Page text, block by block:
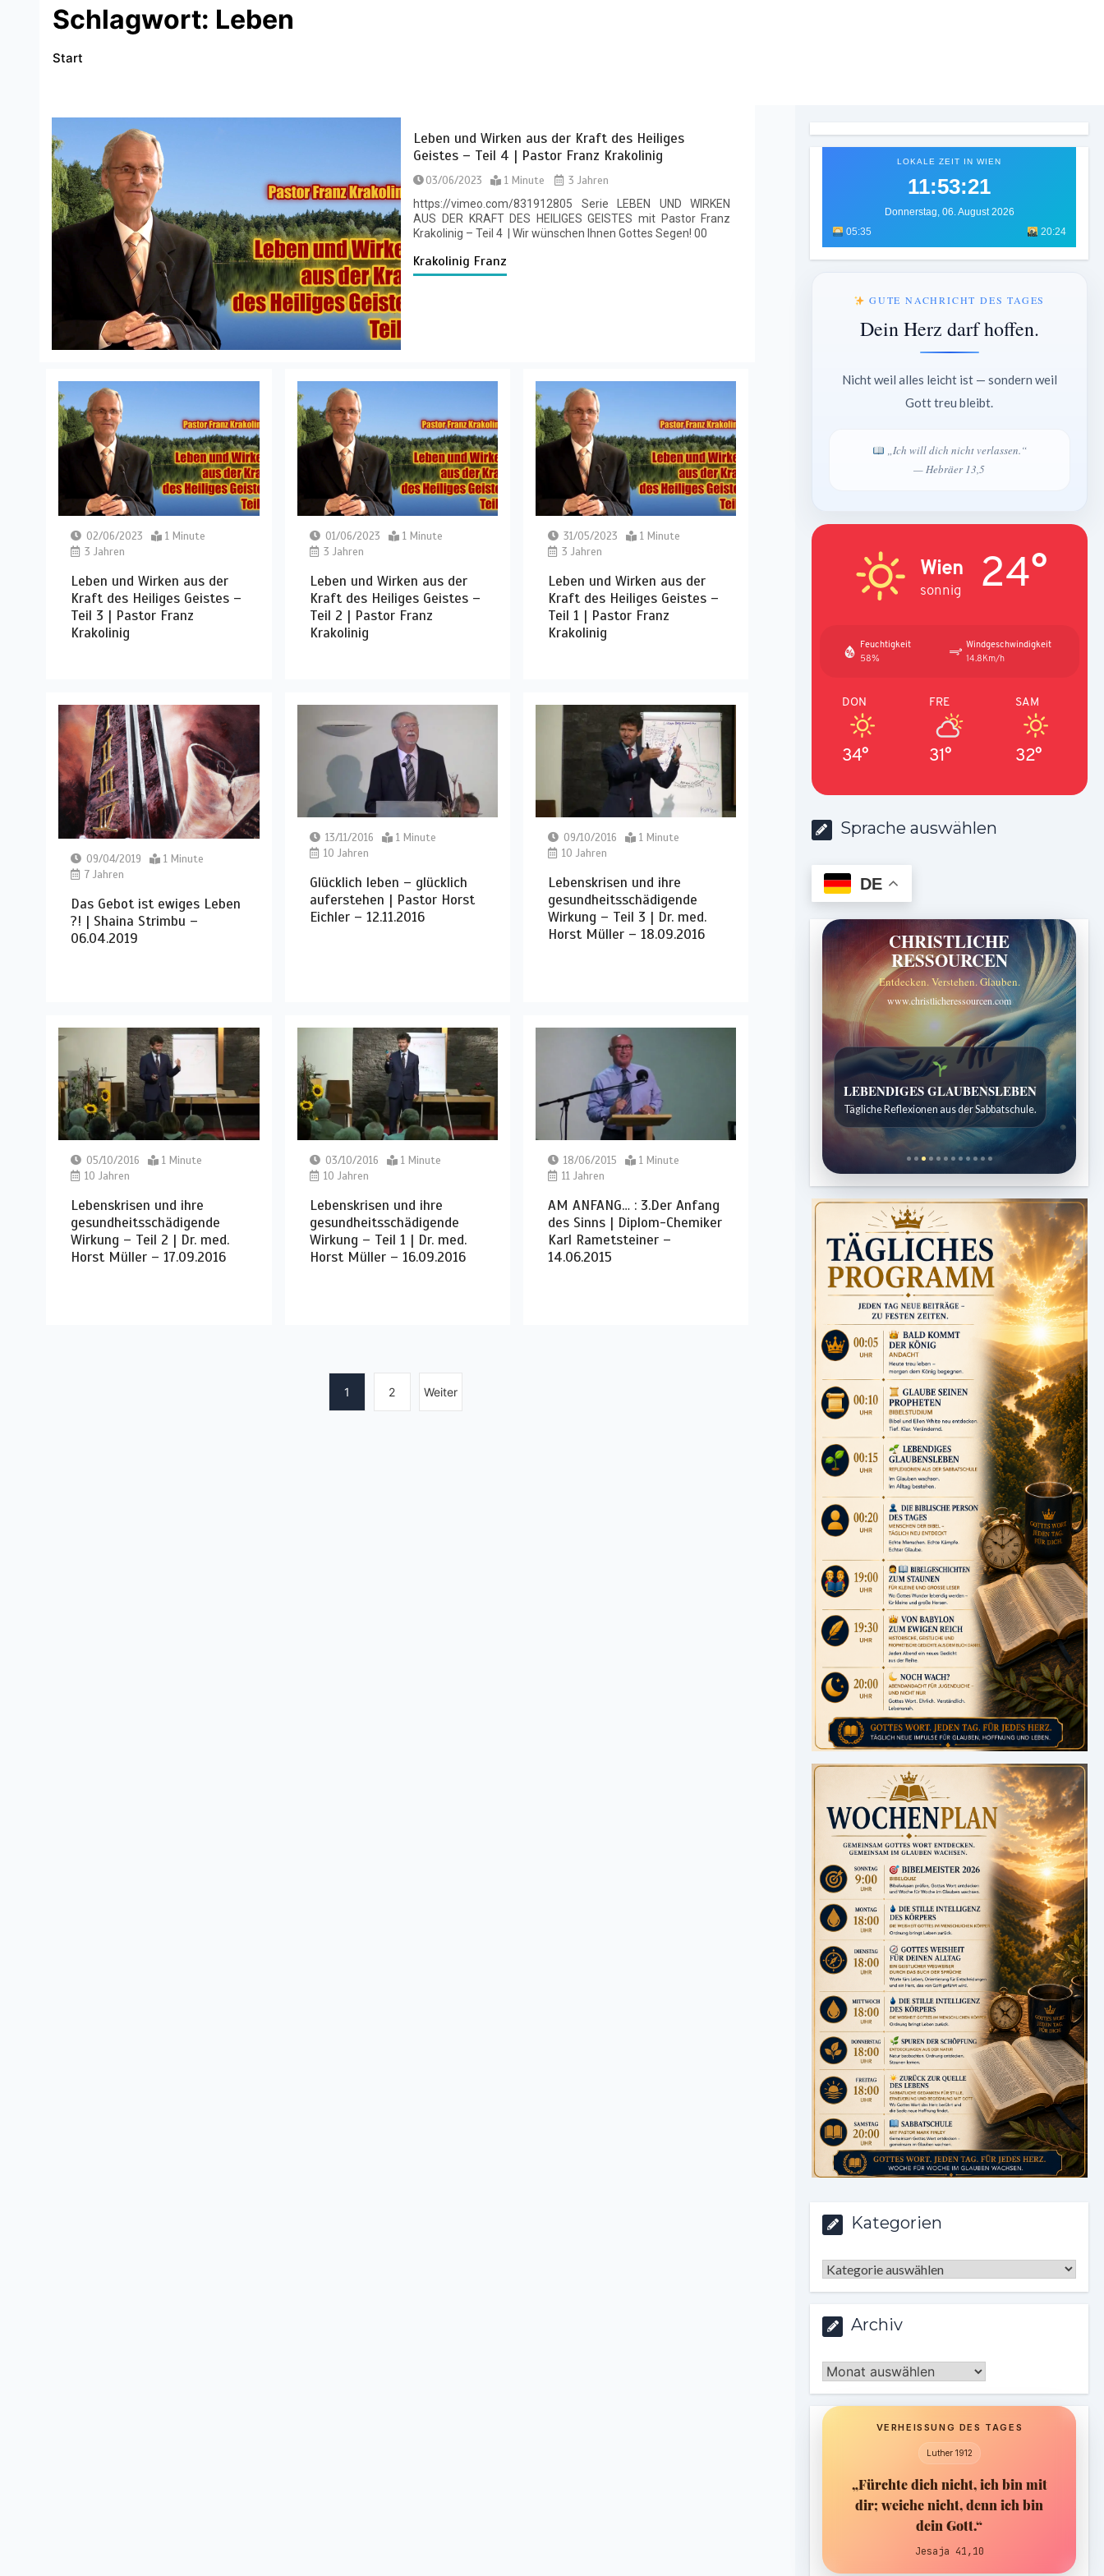
Schlagwort: Leben
Start
Leben und Wirken aus der Kraft des Heiliges
Geistes – Teil 4 | Pastor Franz Krakolinig
03/06/2023 1 Minute
3 Jahren
https://vimeo.com/831912805 Serie LEBEN UND WIRKEN
AUS DER KRAFT DES HEILIGES GEISTES mit Pastor Franz
Krakolinig – Teil 4 | Wir wünschen Ihnen Gottes Segen! 00
Krakolinig Franz
02/06/2023
1 Minute
3 Jahren
Leben und Wirken aus der
Kraft des Heiliges Geistes –
Teil 3 | Pastor Franz
Krakolinig
01/06/2023
1 Minute
3 Jahren
Leben und Wirken aus der
Kraft des Heiliges Geistes –
Teil 2 | Pastor Franz
Krakolinig
31/05/2023
1 Minute
3 Jahren
Leben und Wirken aus der
Kraft des Heiliges Geistes –
Teil 1 | Pastor Franz
Krakolinig
09/04/2019
1 Minute
7 Jahren
Das Gebot ist ewiges Leben
?! | Shaina Strimbu –
06.04.2019
13/11/2016
1 Minute
10 Jahren
Glücklich leben – glücklich
auferstehen | Pastor Horst
Eichler – 12.11.2016
09/10/2016
1 Minute
10 Jahren
Lebenskrisen und ihre
gesundheitsschädigende
Wirkung – Teil 3 | Dr. med.
Horst Müller – 18.09.2016
05/10/2016
1 Minute
10 Jahren
Lebenskrisen und ihre
gesundheitsschädigende
Wirkung – Teil 2 | Dr. med.
Horst Müller – 17.09.2016
03/10/2016
1 Minute
10 Jahren
Lebenskrisen und ihre
gesundheitsschädigende
Wirkung – Teil 1 | Dr. med.
Horst Müller – 16.09.2016
18/06/2015
1 Minute
11 Jahren
AM ANFANG… : 3.Der Anfang
des Sinns | Diplom-Chemiker
Karl Rametsteiner –
14.06.2015
1 2 Weiter
LOKALE ZEIT IN WIEN
11:53:23
Donnerstag, 06. August 2026
05:35
20:24
GUTE NACHRICHT DES TAGES
Dein Herz darf hoffen.
Nicht weil alles leicht ist — sondern weil
Gott treu bleibt.
„Ich will dich nicht verlassen.“
— Hebräer 13,5
Wien
sonnig 24°
Feuchtigkeit
58%
Windgeschwindigkeit
14.8Km/h
DON
34°
FRE
31°
SAM
32°
Sprache auswählen
DE
CHRISTLICHE
RESSOURCEN
Entdecken. Verstehen. Glauben.
www.christlicheressourcen.com
LEBENDIGES GLAUBENSLEBEN
Tägliche Reflexionen aus der Sabbatschule.
Kategorien
Kategorien
Archiv
Archiv
VERHEISSUNG DES TAGES
Luther 1912
„Fürchte dich nicht, ich bin mit
dir; weiche nicht, denn ich bin
dein Gott.“
Jesaja 41,10